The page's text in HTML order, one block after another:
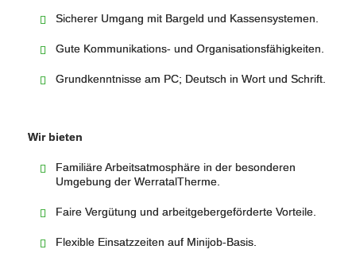
Sicherer Umgang mit Bargeld und Kassensystemen.
Gute Kommunikations‑ und Organisationsfähigkeiten.
Grundkenntnisse am PC; Deutsch in Wort und Schrift.
Wir bieten
Familiäre Arbeitsatmosphäre in der besonderen
Umgebung der WerratalTherme.
Faire Vergütung und arbeitgebergeförderte Vorteile.
Flexible Einsatzzeiten auf Minijob‑Basis.